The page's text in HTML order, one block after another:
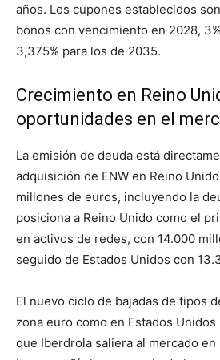
años. Los cupones establecidos
bonos con vencimiento en 2028,
3,375% para los de 2035.
Crecimiento en Reino
oportunidades en el
La emisión de deuda está
adquisición de ENW en Reino
millones de euros, incluyendo la
posiciona a Reino Unido como el
en activos de redes, con 14.000
seguido de Estados Unidos con
El nuevo ciclo de bajadas de tipos
zona euro como en Estados
que Iberdrola saliera al mercado